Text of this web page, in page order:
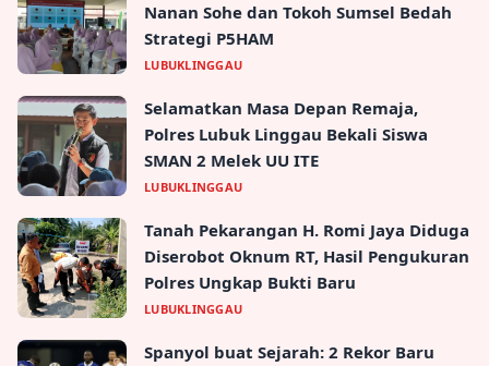
Nanan Sohe dan Tokoh Sumsel Bedah
Strategi P5HAM
LUBUKLINGGAU
Selamatkan Masa Depan Remaja,
Polres Lubuk Linggau Bekali Siswa
SMAN 2 Melek UU ITE
LUBUKLINGGAU
Tanah Pekarangan H. Romi Jaya Diduga
Diserobot Oknum RT, Hasil Pengukuran
Polres Ungkap Bukti Baru
LUBUKLINGGAU
Spanyol buat Sejarah: 2 Rekor Baru